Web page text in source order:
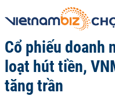
Cổ phiếu doanh
loạt hút tiền,
tăng trần